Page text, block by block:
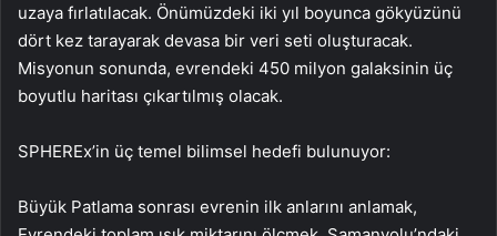
uzaya fırlatılacak. Önümüzdeki iki yıl boyunca gökyüzünü
dört kez tarayarak devasa bir veri seti oluşturacak.
Misyonun sonunda, evrendeki 450 milyon galaksinin üç
boyutlu haritası çıkartılmış olacak.
SPHEREx’in üç temel bilimsel hedefi bulunuyor:
Büyük Patlama sonrası evrenin ilk anlarını anlamak,